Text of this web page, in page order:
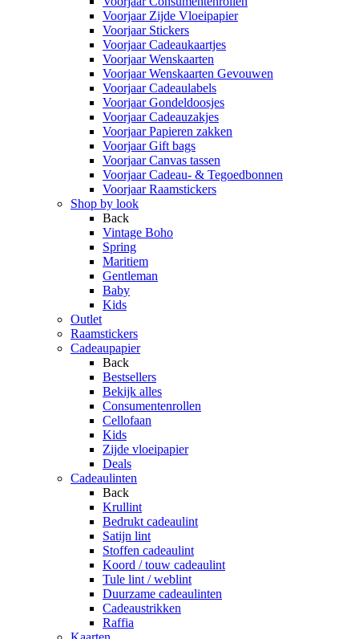
Voorjaar Zijde Vloeipapier
Voorjaar Stickers
Voorjaar Cadeaukaartjes
Voorjaar Wenskaarten
Voorjaar Wenskaarten Gevouwen
Voorjaar Cadeaulabels
Voorjaar Gondeldoosjes
Voorjaar Cadeauzakjes
Voorjaar Papieren zakken
Voorjaar Gift bags
Voorjaar Canvas tassen
Voorjaar Cadeau- & Tegoedbonnen
Voorjaar Raamstickers
Shop by look
Back
Vintage Boho
Spring
Maritiem
Gentleman
Baby
Kids
Outlet
Raamstickers
Cadeaupapier
Back
Bestsellers
Bekijk alles
Consumentenrollen
Cellofaan
Kids
Zijde vloeipapier
Deals
Cadeaulinten
Back
Krullint
Bedrukt cadeaulint
Satijn lint
Stoffen cadeaulint
Koord / touw cadeaulint
Tule lint / weblint
Duurzame cadeaulinten
Cadeaustrikken
Raffia